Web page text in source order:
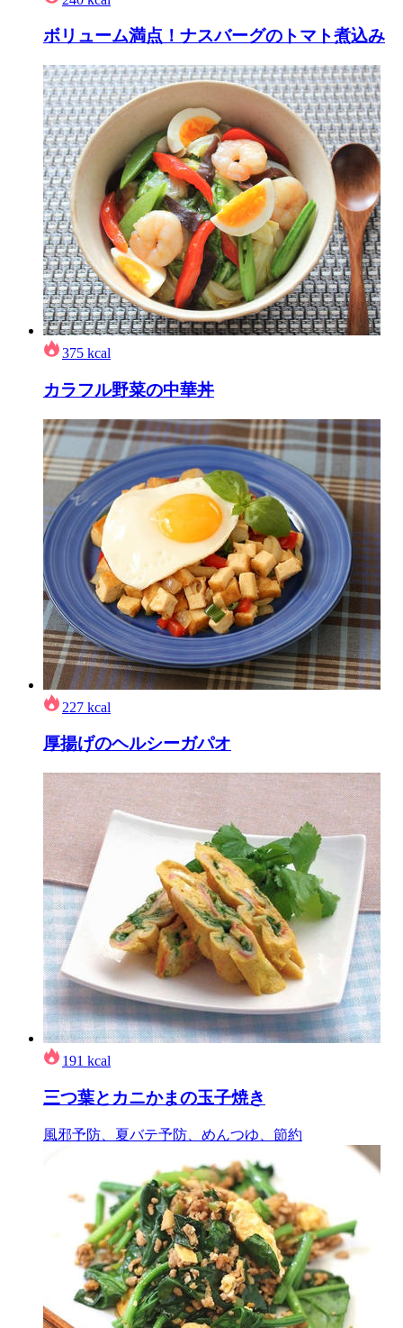
ボリューム満点！ナスバーグのトマト煮込み
375 kcal
カラフル野菜の中華丼
227 kcal
厚揚げのヘルシーガパオ
191 kcal
三つ葉とカニかまの玉子焼き
風邪予防、夏バテ予防、めんつゆ、節約